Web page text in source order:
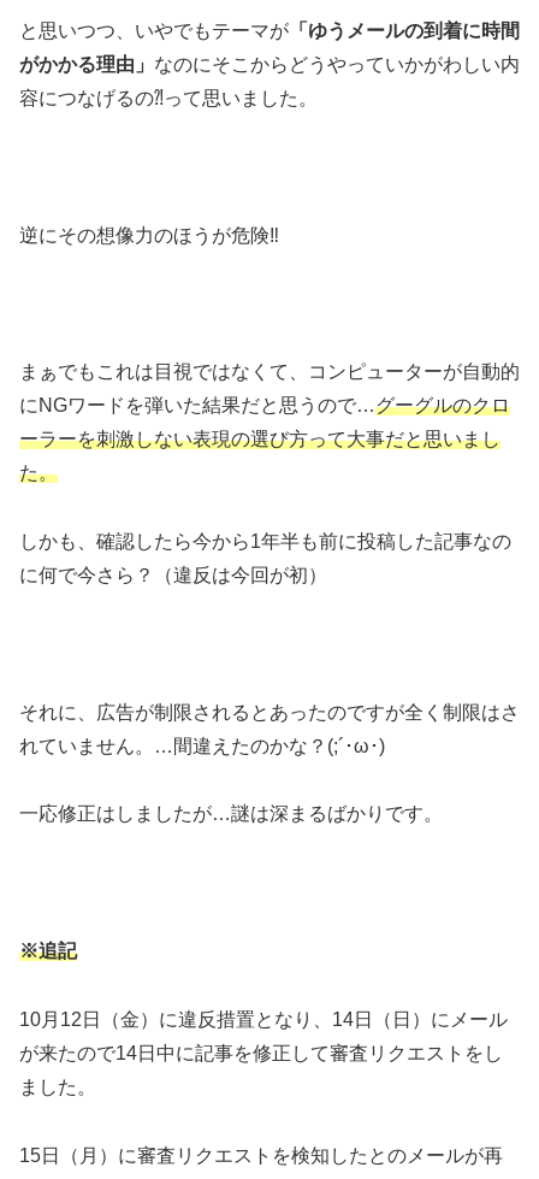
と思いつつ、いやでもテーマが 「ゆうメールの到着に時間
がかかる理由」 なのにそこからどうやっていかがわしい内
容につなげるの⁈って思いました。
逆にその想像力のほうが危険‼
まぁでもこれは目視ではなくて、コンピューターが自動的
にNGワードを弾いた結果だと思うので…グーグルのクロ
ーラーを刺激しない表現の選び方って大事だと思いまし
た。
しかも、確認したら今から1年半も前に投稿した記事なの
に何で今さら？（違反は今回が初）
それに、広告が制限されるとあったのですが全く制限はさ
れていません。…間違えたのかな？(;´･ω･)
一応修正はしましたが…謎は深まるばかりです。
※追記
10月12日（金）に違反措置となり、14日（日）にメール
が来たので14日中に記事を修正して審査リクエストをし
ました。
15日（月）に審査リクエストを検知したとのメールが再